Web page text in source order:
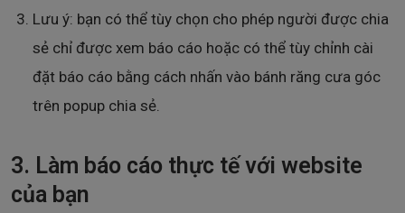
Lưu ý: bạn có thể tùy chọn cho phép người được chia
sẻ chỉ được xem báo cáo hoặc có thể tùy chỉnh cài
đặt báo cáo bằng cách nhấn vào bánh răng cưa góc
trên popup chia sẻ.
3. Làm báo cáo thực tế với website
của bạn